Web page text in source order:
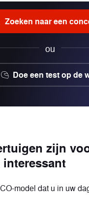
Zoeken naar een
ou
Doe een test op de
zijn
model dat u in uw